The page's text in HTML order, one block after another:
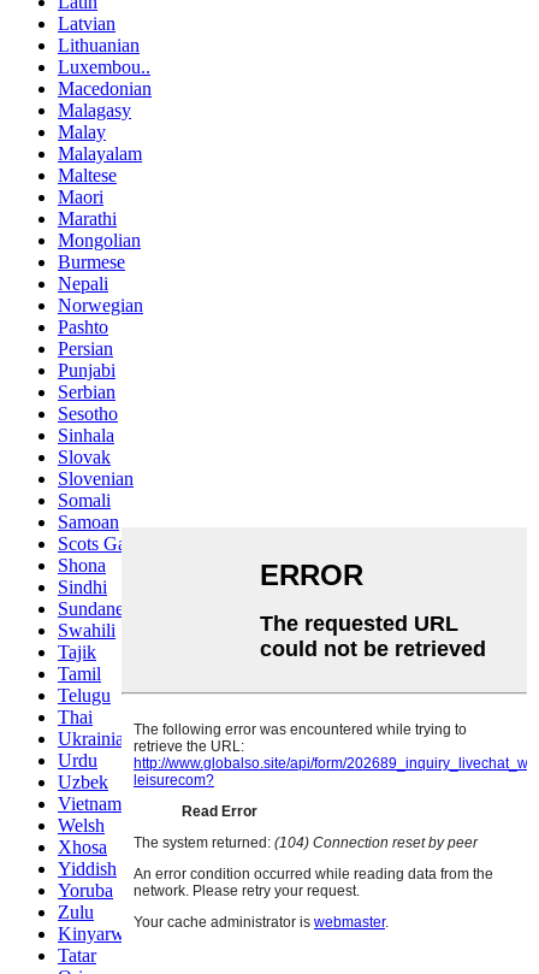
Latvian
Lithuanian
Luxembou..
Macedonian
Malagasy
Malay
Malayalam
Maltese
Maori
Marathi
Mongolian
Burmese
Nepali
Norwegian
Pashto
Persian
Punjabi
Serbian
Sesotho
Sinhala
Slovak
Slovenian
Somali
Samoan
Scots Gaelic
Shona
Sindhi
Sundanese
Swahili
Tajik
Tamil
Telugu
Thai
Ukrainian
Urdu
Uzbek
Vietnamese
Welsh
Xhosa
Yiddish
Yoruba
Zulu
Kinyarwanda
Tatar